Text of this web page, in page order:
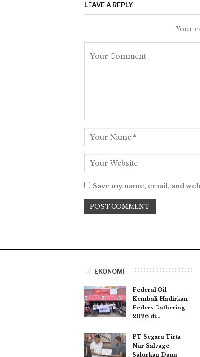
LEAVE A REPLY
Your
Save my name, email, and
EKONOMI
Federal Oil
Kembali Hadirkan
Feders Gathering
2026 di…
PT Segara Tirta
Nur Salvage
Salurkan Dana